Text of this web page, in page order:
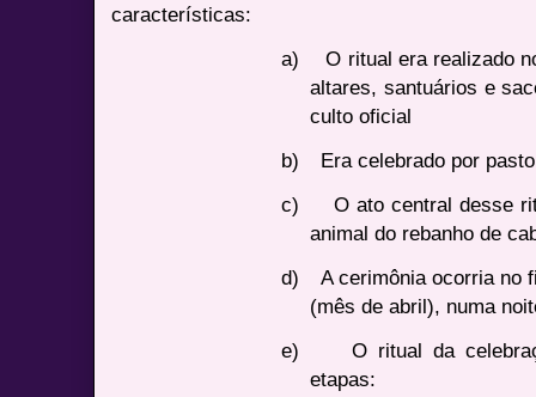
características:
a)
O ritual era realizado
altares, santuários e
culto oficial
b)
Era celebrado por
c)
O ato central desse
animal do rebanho de
d)
A cerimônia ocorria no
(mês de abril), numa
e)
O ritual da
etapas: